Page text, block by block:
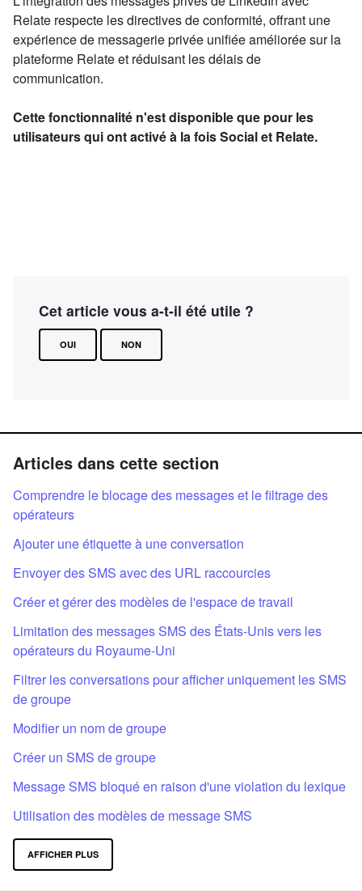
Relate respecte les directives de conformité, offrant une
expérience de messagerie privée unifiée améliorée sur la
plateforme Relate et réduisant les délais de
communication.
Cette fonctionnalité n'est disponible que pour les
utilisateurs qui ont activé à la fois Social et Relate.
Cet article vous a-t-il été utile ?
OUI NON
Articles dans cette section
Comprendre le blocage des messages et le filtrage des
opérateurs
Ajouter une étiquette à une conversation
Envoyer des SMS avec des URL raccourcies
Créer et gérer des modèles de l'espace de travail
Limitation des messages SMS des États-Unis vers les
opérateurs du Royaume-Uni
Filtrer les conversations pour afficher uniquement les SMS
de groupe
Modifier un nom de groupe
Créer un SMS de groupe
Message SMS bloqué en raison d'une violation du lexique
Utilisation des modèles de message SMS
AFFICHER PLUS